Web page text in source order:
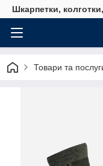
Шкарпетки,
Товари та